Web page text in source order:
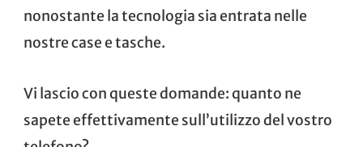
nonostante la tecnologia sia entrata nelle
nostre case e tasche.
Vi lascio con queste domande: quanto ne
sapete effettivamente sull’utilizzo del vostro